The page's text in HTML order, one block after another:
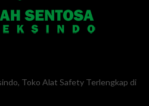
Toko Alat Safety Terlengkap di